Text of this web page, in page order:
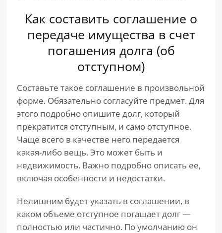
Как составить соглашение о
передаче имущества в счет
погашения долга (об
отступном)
Составьте такое соглашение в произвольной
форме. Обязательно согласуйте предмет. Для
этого подробно опишите долг, который
прекратится отступным, и само отступное.
Чаще всего в качестве него передается
какая-либо вещь. Это может быть и
недвижимость. Важно подробно описать ее,
включая особенности и недостатки.
Нелишним будет указать в соглашении, в
каком объеме отступное погашает долг —
полностью или частично. По умолчанию он